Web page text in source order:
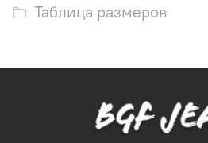
Таблица размеров